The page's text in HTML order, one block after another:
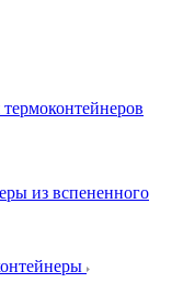
из вспененного